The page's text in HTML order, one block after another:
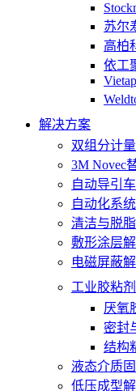
苏尔
高柏
依工
解决方案
双组分计
3M Novec
自动导引
自动化系统
清洁与脱脂
敷形涂层
电磁屏蔽
工业胶粘剂
厌氧
密封
结构
液态介质
低压成型